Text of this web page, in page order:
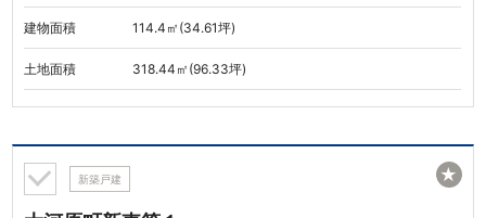
建物面積 114.4㎡(34.61坪)
土地面積 318.44㎡(96.33坪)
新築戸建 ★